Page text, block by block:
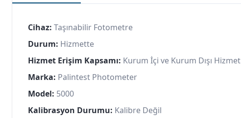
Cihaz: Taşınabilir Fotometre
Durum: Hizmette
Hizmet Erişim Kapsamı: Kurum İçi ve Kurum Dışı Hizmet
Marka: Palintest Photometer
Model: 5000
Kalibrasyon Durumu: Kalibre Değil